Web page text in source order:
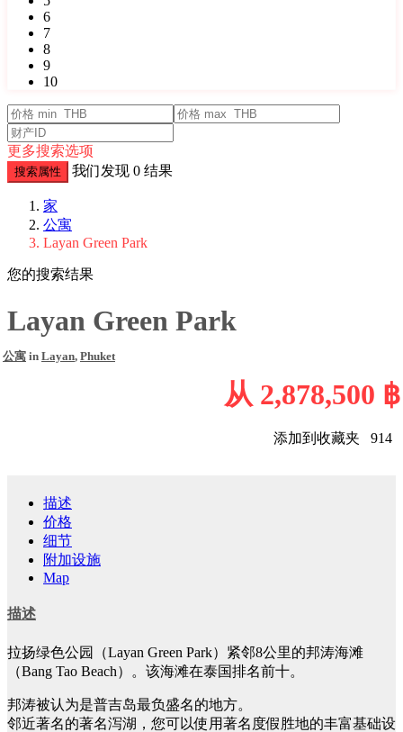
6
7
8
9
10
更多搜索选项
搜索属性 我们发现 0 结果
家
公寓
Layan Green Park
您的搜索结果
Layan Green Park
公寓 in Layan, Phuket
从 2,878,500 ฿
添加到收藏夹 914
描述
价格
细节
附加设施
Map
描述
拉扬绿色公园（Layan Green Park）紧邻8公里的邦涛海滩
（Bang Tao Beach）。该海滩在泰国排名前十。
邦涛被认为是普吉岛最负盛名的地方。
邻近著名的著名泻湖，您可以使用著名度假胜地的丰富基础设